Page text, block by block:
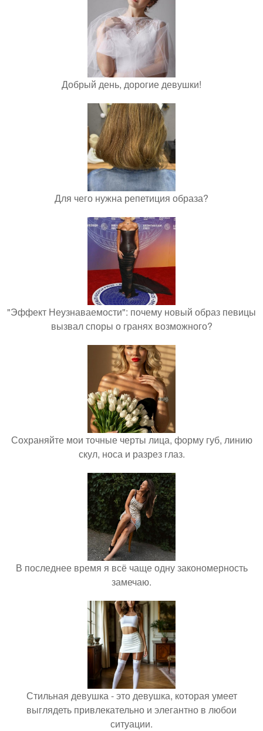
Добрый день, дорогие девушки!
Для чего нужна репетиция образа?
"Эффект Неузнаваемости": почему новый образ певицы
вызвал споры о гранях возможного?
Сохраняйте мои точные черты лица, форму губ, линию
скул, носа и разрез глаз.
В последнее время я всё чаще одну закономерность
замечаю.
Стильная девушка - это девушка, которая умеет
выглядеть привлекательно и элегантно в любои
ситуации.